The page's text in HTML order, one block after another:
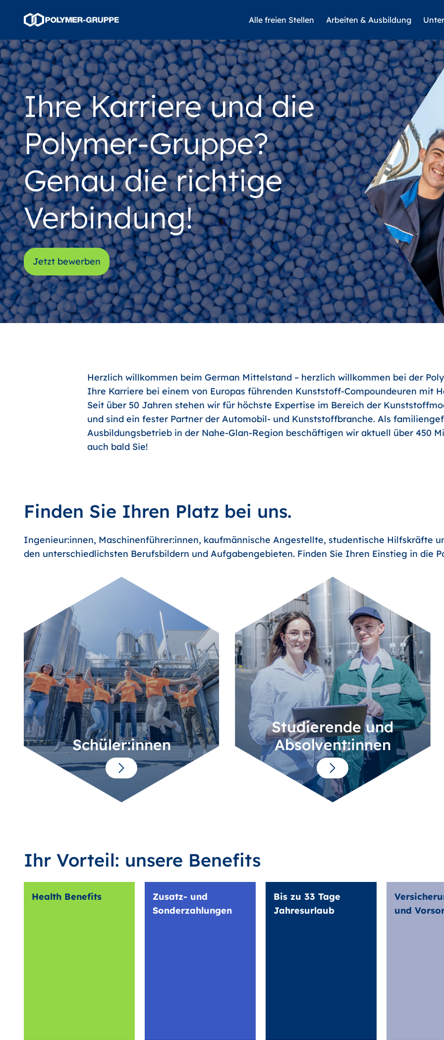
Alle freien Stellen Arbeiten & Ausbildung
Ihre Karriere und die
Polymer-Gruppe?
Genau die richtige
Verbindung!
Jetzt bewerben
Herzlich willkommen beim German Mittelstand – herzlich willkommen bei der
Ihre Karriere bei einem von Europas führenden Kunststoff-Compoundeuren mit
Seit über 50 Jahren stehen wir für höchste Expertise im Bereich der
und sind ein fester Partner der Automobil- und Kunststoffbranche. Als
Ausbildungsbetrieb in der Nahe-Glan-Region beschäftigen wir aktuell über 450
auch bald Sie!
Finden Sie Ihren Platz bei uns.
Ingenieur:innen, Maschinenführer:innen, kaufmännische Angestellte, studentische Hilfskräfte
den unterschiedlichsten Berufsbildern und Aufgabengebieten. Finden Sie Ihren Einstieg in die
Schüler:innen
Studierende und
Absolvent:innen
Ihr Vorteil: unsere Benefits
Health Benefits
Zusatz- und
Sonderzahlungen
Bis zu 33 Tage
Jahresurlaub
und